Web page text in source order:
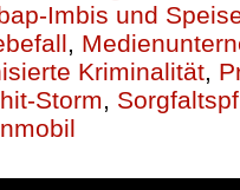
Imbis und
,
Kriminalität,
Storm,